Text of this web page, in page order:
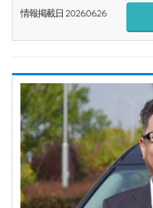
情報掲載日 2026.06.26